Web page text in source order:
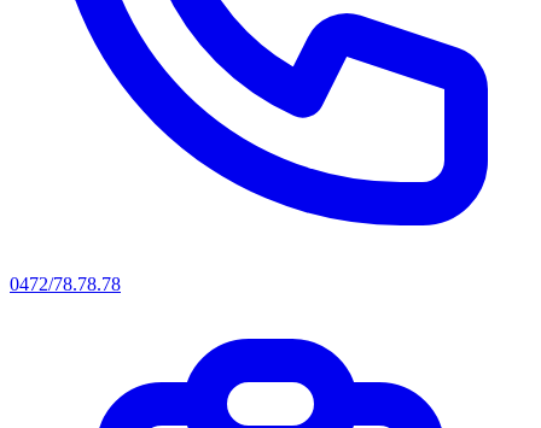
0472/78.78.78